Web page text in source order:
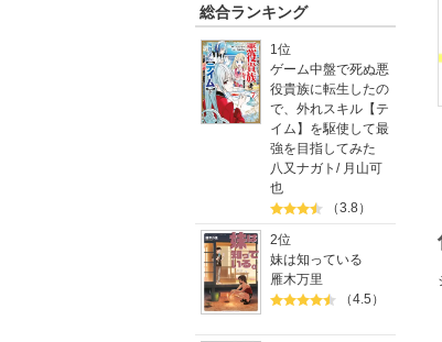
総合ランキング
1位
ゲーム中盤で死ぬ悪
役貴族に転生したの
で、外れスキル【テ
イム】を駆使して最
強を目指してみた
八又ナガト / 月山可
也
（3.8）
2位
妹は知っている
雁木万里
（4.5）